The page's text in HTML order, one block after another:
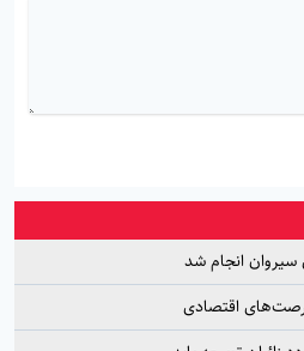
فرصت‌های اقتصادی